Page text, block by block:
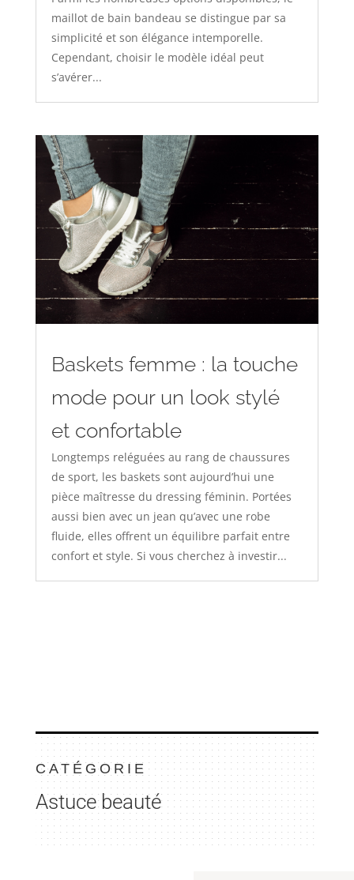
maillot de bain bandeau se distingue par sa
simplicité et son élégance intemporelle.
Cependant, choisir le modèle idéal peut
s’avérer...
Baskets femme : la touche
mode pour un look stylé
et confortable
Longtemps reléguées au rang de chaussures
de sport, les baskets sont aujourd’hui une
pièce maîtresse du dressing féminin. Portées
aussi bien avec un jean qu’avec une robe
fluide, elles offrent un équilibre parfait entre
confort et style. Si vous cherchez à investir...
CATÉGORIE
Astuce beauté